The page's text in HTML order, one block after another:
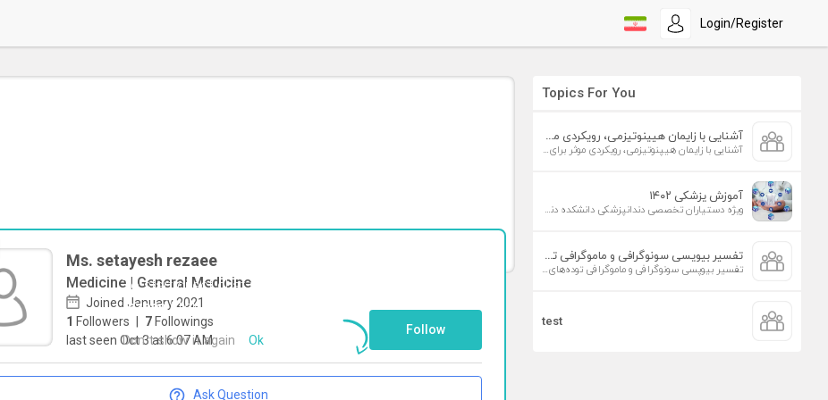
Login/Register
Ms. setayesh rezaee
Medicine | General Medicine
Joined January 2021
1 Followers 7 Followings
last seen Oct 3 at 6:07 AM
Follow
Ask Question
Topics For You
آشنایی با زایمان هیپنوتیزمی، رویکردی موثر برای افزایش تمایل به زایمان طبیعی
آشنایی با زایمان هیپنوتیزمی، رویکردی موثر برای افزایش تمایل به زایمان طبیعی
آموزش پزشکی ۱۴۰۲
ویژه دستیاران تخصصی دندانپزشکی دانشکده دندانپزشکی دانشگاه علوم پزشکی تهران
تفسیر بیوپسی سونوگرافی و ماموگرافی توده‌های پستان
تفسیر بیوپسی سونوگرافی و ماموگرافی توده‌های پستان
test
To start direct chat with
rezaeeClick here
Don`t show it again Ok